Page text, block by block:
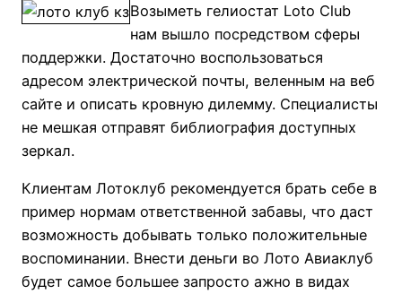
Возыметь гелиостат Loto Club
нам вышло посредством сферы
поддержки. Достаточно воспользоваться
адресом электрической почты, веленным на веб
сайте и описать кровную дилемму. Специалисты
не мешкая отправят библиография доступных
зеркал.
Клиентам Лотоклуб рекомендуется брать себе в
пример нормам ответственной забавы, что даст
возможность добывать только положительные
воспоминании. Внести деньги во Лото Авиаклуб
будет самое большее запросто ажно в видах